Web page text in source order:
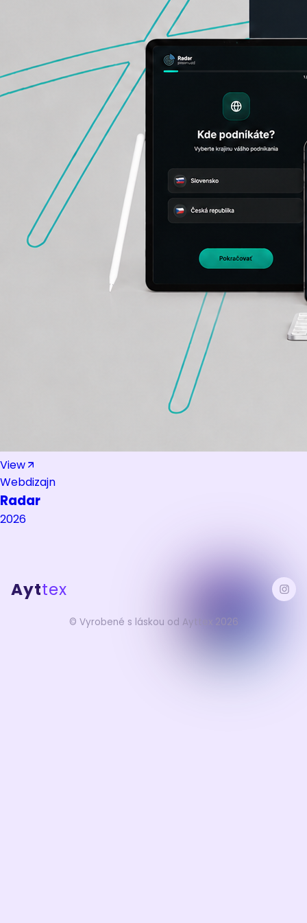
View
Webdizajn
Radar
2026
Ayttex
© Vyrobené s láskou od Ayttex 2026